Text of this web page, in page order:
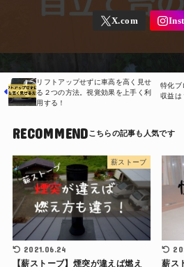
リフトアップせずに車高を高く見せ
る２つの方法。視覚効果を上手く利
用する！
特化ブ
収益は
RECOMMEND
薪ストーブ
2021.06.24
【薪ストーブ】煙突が違えば燃え 薪ス